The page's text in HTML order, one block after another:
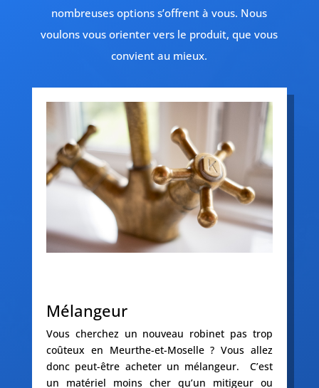
nombreuses options s’offrent à vous. Nous
voulons vous orienter vers le produit, que vous
convient au mieux.
Mélangeur
Vous cherchez un nouveau robinet pas trop
coûteux en Meurthe-et-Moselle ? Vous allez
donc peut-être acheter un mélangeur. C’est
un matériel moins cher qu’un mitigeur ou